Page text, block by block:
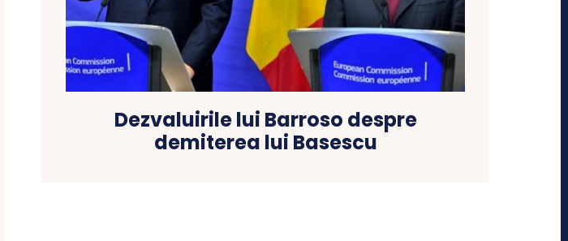
Dezvaluirile lui Barroso despre
demiterea lui Basescu